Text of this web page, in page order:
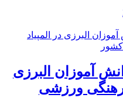
آموزان البرزی
فرهنگی ورزشی